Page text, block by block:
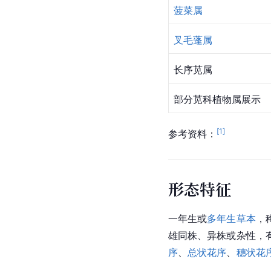
菠菜属
叉毛蓬属
长序苋属
部分苋科植物属展示
参考资料： [1]
形态特征
一年生或多年生草本 ，
雄同株、异株或杂性，
序
总状花序
穗状花